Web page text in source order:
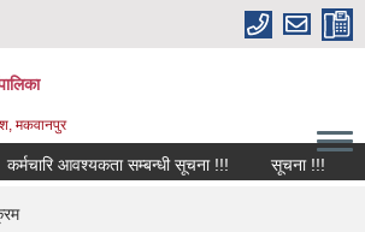
मकवानपुर
कर्मचारि आवश्यकता सम्बन्धी सूचना !!! सूचना !!!